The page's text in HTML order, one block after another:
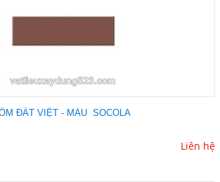
ĐẤT VIỆT - MÀU SOCOLA
Liên hệ